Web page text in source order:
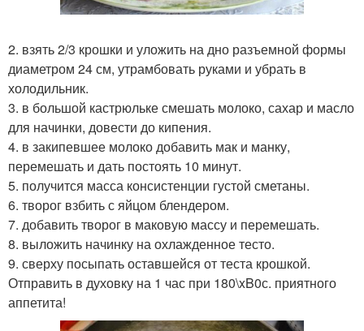
2. взять 2/3 крошки и уложить на дно разъемной формы
диаметром 24 см, утрамбовать руками и убрать в
холодильник.
3. в большой кастрюльке смешать молоко, сахар и масло
для начинки, довести до кипения.
4. в закипевшее молоко добавить мак и манку,
перемешать и дать постоять 10 минут.
5. получится масса консистенции густой сметаны.
6. творог взбить с яйцом блендером.
7. добавить творог в маковую массу и перемешать.
8. выложить начинку на охлажденное тесто.
9. сверху посыпать оставшейся от теста крошкой.
Отправить в духовку на 1 час при 180\xB0с. приятного
аппетита!